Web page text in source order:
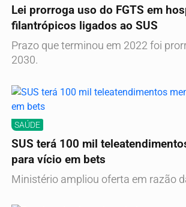
Lei prorroga uso do FGTS em
filantrópicos ligados ao SUS
Prazo que terminou em 2022 foi
2030.
SAÚDE
SUS terá 100 mil
para vício em bets
Ministério ampliou oferta em razão